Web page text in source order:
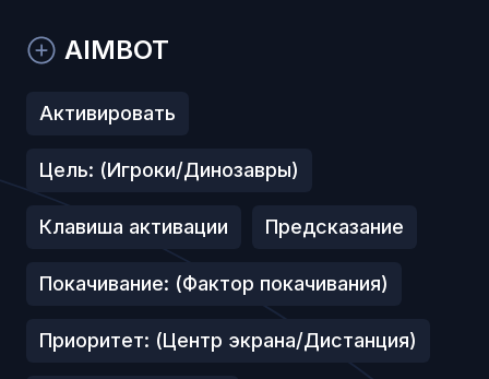
AIMBOT
Активировать
Цель: (Игроки/Динозавры)
Клавиша активации Предсказание
Покачивание: (Фактор покачивания)
Приоритет: (Центр экрана/Дистанция)